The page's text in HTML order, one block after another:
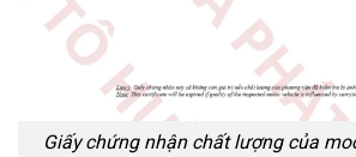
Giấy chứng nhận chất lượng của